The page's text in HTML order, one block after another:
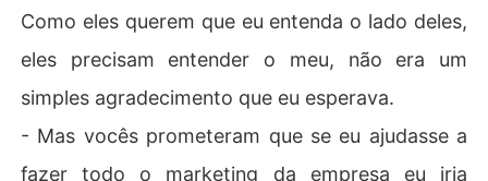
Como eles querem que eu entenda o lado deles,
eles precisam entender o meu, não era um
simples agradecimento que eu esperava.
- Mas vocês prometeram que se eu ajudasse a
fazer todo o marketing da empresa eu iria